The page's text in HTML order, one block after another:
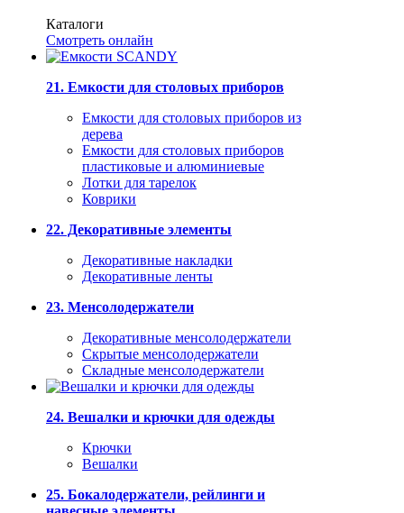
Каталоги
Смотреть онлайн
21. Емкости для столовых приборов
Емкости для столовых приборов из
дерева
Емкости для столовых приборов
пластиковые и алюминиевые
Лотки для тарелок
Коврики
22. Декоративные элементы
Декоративные накладки
Декоративные ленты
23. Менсолодержатели
Декоративные менсолодержатели
Скрытые менсолодержатели
Складные менсолодержатели
24. Вешалки и крючки для одежды
Крючки
Вешалки
25. Бокалодержатели, рейлинги и